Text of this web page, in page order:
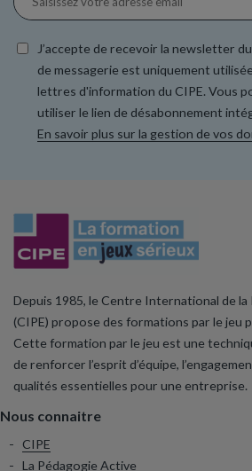
J’accepte de recevoir la newsletter
de messagerie est uniquement
lettres d'information du CIPE. Vous
utiliser le lien de désabonnement
En savoir plus sur la gestion de vos
Depuis 1985, le Centre International de la
(CIPE) propose des formations par le jeu
Cette formation par le jeu est une
de renforcer l’esprit d’équipe,
qualités essentielles pour une entreprise.
Nous connaitre
CIPE
La Pédagogie Active